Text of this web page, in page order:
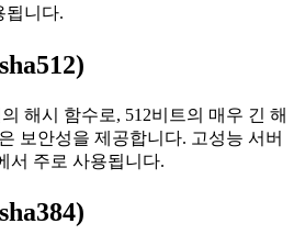
됩니다.
해시 함수로, 512비트의 매우 긴 해
보안성을 제공합니다. 고성능 서버
서 주로 사용됩니다.